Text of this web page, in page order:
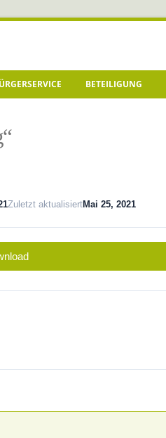
BETEILIGUNG
Zuletzt aktualisiertMai 25, 2021